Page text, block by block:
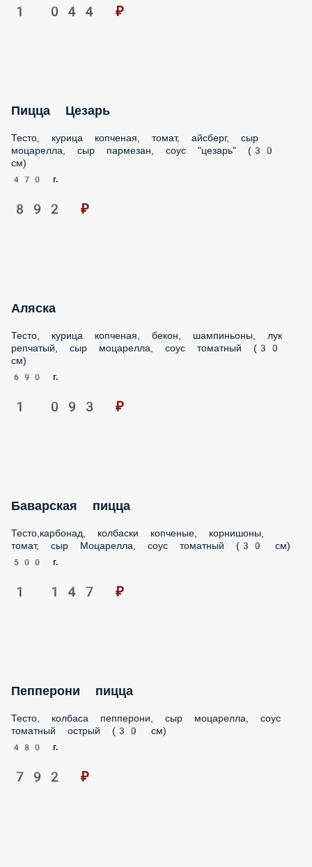
1 044 ₽
Пицца Цезарь
Тесто, курица копченая, томат, айсберг, сыр
моцарелла, сыр пармезан, соус "цезарь" (30
см)
470 г.
892 ₽
Аляска
Тесто, курица копченая, бекон, шампиньоны, лук
репчатый, сыр моцарелла, соус томатный (30
см)
690 г.
1 093 ₽
Баварская пицца
Тесто,карбонад, колбаски копченые, корнишоны,
томат, сыр Моцарелла, соус томатный (30 см)
500 г.
1 147 ₽
Пепперони пицца
Тесто, колбаса пепперони, сыр моцарелла, соус
томатный острый (30 см)
480 г.
792 ₽